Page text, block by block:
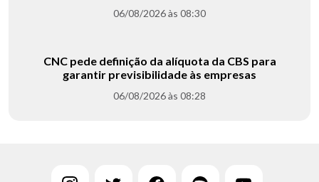
06/08/2026 às 08:30
CNC pede definição da alíquota da CBS para
garantir previsibilidade às empresas
06/08/2026 às 08:28